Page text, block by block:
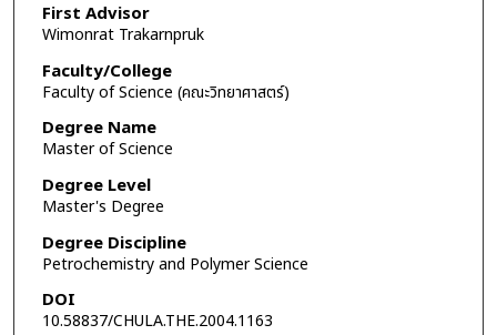
First Advisor
Wimonrat Trakarnpruk
Faculty/College
Faculty of Science (คณะวิทยาศาสตร์)
Degree Name
Master of Science
Degree Level
Master's Degree
Degree Discipline
Petrochemistry and Polymer Science
DOI
10.58837/CHULA.THE.2004.1163